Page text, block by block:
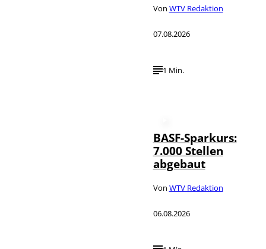
Von WTV Redaktion
07.08.2026
1 Min.
BASF-Sparkurs:
7.000 Stellen
abgebaut
Von WTV Redaktion
06.08.2026